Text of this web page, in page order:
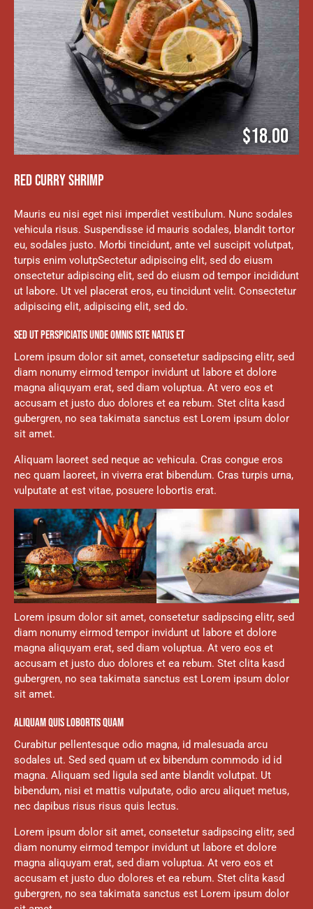
$18.00
RED CURRY SHRIMP
Mauris eu nisi eget nisi imperdiet vestibulum. Nunc sodales
vehicula risus. Suspendisse id mauris sodales, blandit tortor
eu, sodales justo. Morbi tincidunt, ante vel suscipit volutpat,
turpis enim volutpSectetur adipiscing elit, sed do eiusm
onsectetur adipiscing elit, sed do eiusm od tempor incididunt
ut labore. Ut vel placerat eros, eu tincidunt velit. Consectetur
adipiscing elit, adipiscing elit, sed do.
SED UT PERSPICIATIS UNDE OMNIS ISTE NATUS ET
Lorem ipsum dolor sit amet, consetetur sadipscing elitr, sed
diam nonumy eirmod tempor invidunt ut labore et dolore
magna aliquyam erat, sed diam voluptua. At vero eos et
accusam et justo duo dolores et ea rebum. Stet clita kasd
gubergren, no sea takimata sanctus est Lorem ipsum dolor
sit amet.
Aliquam laoreet sed neque ac vehicula. Cras congue eros
nec quam laoreet, in viverra erat bibendum. Cras turpis urna,
vulputate at est vitae, posuere lobortis erat.
Lorem ipsum dolor sit amet, consetetur sadipscing elitr, sed
diam nonumy eirmod tempor invidunt ut labore et dolore
magna aliquyam erat, sed diam voluptua. At vero eos et
accusam et justo duo dolores et ea rebum. Stet clita kasd
gubergren, no sea takimata sanctus est Lorem ipsum dolor
sit amet.
ALIQUAM QUIS LOBORTIS QUAM
Curabitur pellentesque odio magna, id malesuada arcu
sodales ut. Sed sed quam ut ex bibendum commodo id id
magna. Aliquam sed ligula sed ante blandit volutpat. Ut
bibendum, nisi et mattis vulputate, odio arcu aliquet metus,
nec dapibus risus risus quis lectus.
Lorem ipsum dolor sit amet, consetetur sadipscing elitr, sed
diam nonumy eirmod tempor invidunt ut labore et dolore
magna aliquyam erat, sed diam voluptua. At vero eos et
accusam et justo duo dolores et ea rebum. Stet clita kasd
gubergren, no sea takimata sanctus est Lorem ipsum dolor